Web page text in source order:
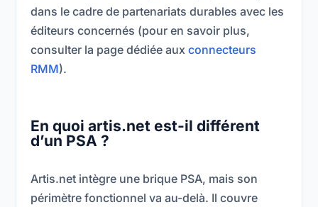
dans le cadre de partenariats durables avec les
éditeurs concernés (pour en savoir plus,
consulter la page dédiée auxconnecteurs
RMM).
En quoi artis.net est-il différent
d’un PSA ?
Artis.net intègre une brique PSA, mais son
périmètre fonctionnel va au-delà. Il couvre